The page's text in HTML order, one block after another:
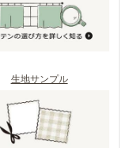
生地サンプル